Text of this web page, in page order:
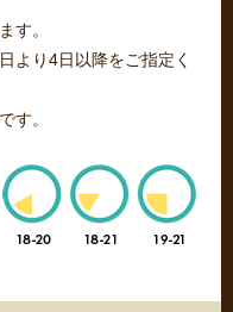
す。
より4日以降をご指定く
す。